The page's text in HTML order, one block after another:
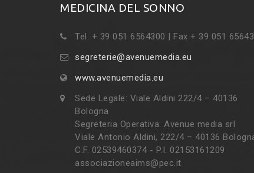
MEDICINA DEL SONNO
Tel. + 39 051 6564300 | Fax + 39 051
segreterie@avenuemedia.eu
www.avenuemedia.eu
Sede Legale: Viale Aldini 222/4 – 40136
Bologna
Segreteria Operativa: Avenue media srl
Viale Antonio Aldini, 222/4 – 40136
C.F. 02539460374 - P.I. 02153161209
associazioneaims@pec.it